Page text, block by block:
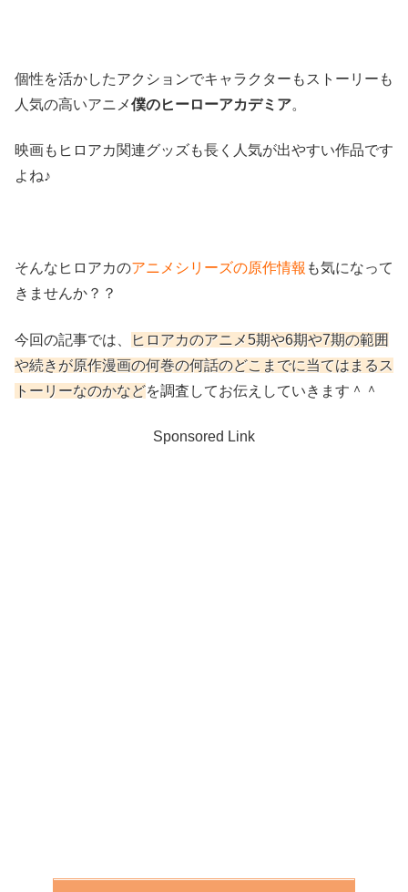
個性を活かしたアクションでキャラクターもストーリーも
人気の高いアニメ僕のヒーローアカデミア。
映画もヒロアカ関連グッズも長く人気が出やすい作品です
よね♪
そんなヒロアカのアニメシリーズの原作情報 も気になって
きませんか？？
今回の記事では、
ヒロアカのアニメ5期や6期や7期の範囲
や続きが原作漫画の何巻の何話のどこまでに当てはまるス
トーリーなのかなどを調査してお伝えしていきます＾＾
Sponsored Link